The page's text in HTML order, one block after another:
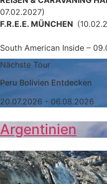
07.02.2027)
F.R.E.E. MÜNCHEN
South American Inside –
Nächste Tour
Peru Bolivien Entdecken
20.07.2026 - 06.08.2026
Argentinien